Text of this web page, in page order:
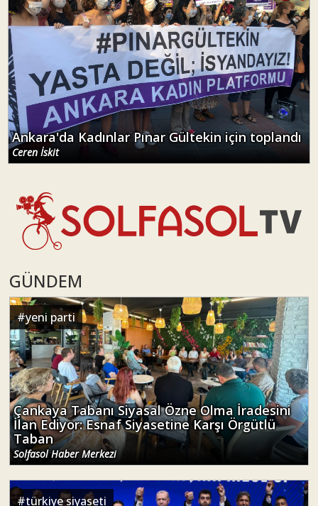
Ankara'da Kadınlar Pınar Gültekin için toplandı
Ceren İskit
GÜNDEM
#yeni parti
Çankaya Tabanı Siyasal Özne Olma İradesini
İlan Ediyor: Esnaf Siyasetine Karşı Örgütlü
Taban
Solfasol Haber Merkezi
#türkiye siyaseti